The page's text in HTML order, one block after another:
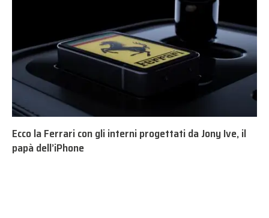
Ecco la Ferrari con gli interni progettati da Jony Ive, il
papà dell’iPhone